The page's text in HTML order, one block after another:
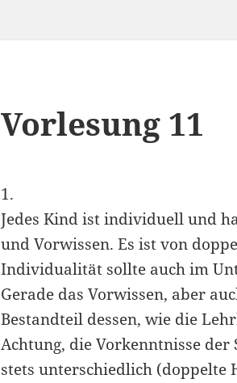
Vorlesung 11
1.
Jedes Kind ist individuell und
und Vorwissen. Es ist von
Individualität sollte auch im
Gerade das Vorwissen, aber
Bestandteil dessen, wie die
Achtung, die Vorkenntnisse
stets unterschiedlich (doppelte